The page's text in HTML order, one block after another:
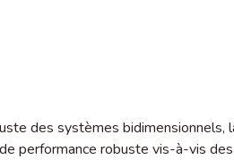
des systèmes bidimensionnels,
performance robuste vis-à-vis